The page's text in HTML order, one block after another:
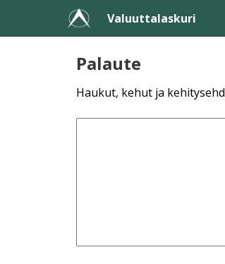
Valuuttalaskuri
Palaute
Haukut, kehut ja